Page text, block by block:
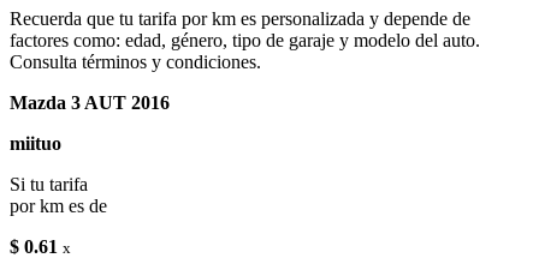
Recuerda que tu tarifa por km es personalizada y depende de
factores como: edad, género, tipo de garaje y modelo del auto.
Consulta términos y condiciones.
Mazda 3 AUT 2016
miituo
Si tu tarifa
por km es de
$ 0.61 x